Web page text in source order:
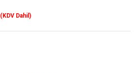
(KDV Dahil)